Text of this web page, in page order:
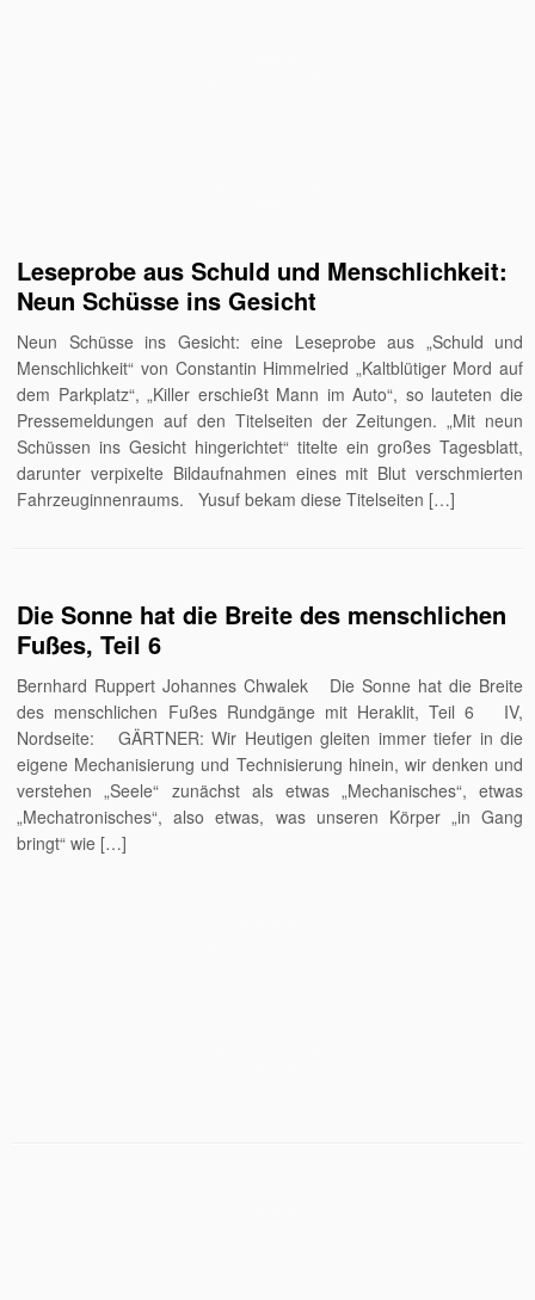
Leseprobe aus Schuld und Menschlichkeit:
Neun Schüsse ins Gesicht
Neun Schüsse ins Gesicht: eine Leseprobe aus „Schuld und
Menschlichkeit“ von Constantin Himmelried „Kaltblütiger Mord auf
dem Parkplatz“, „Killer erschießt Mann im Auto“, so lauteten die
Pressemeldungen auf den Titelseiten der Zeitungen. „Mit neun
Schüssen ins Gesicht hingerichtet“ titelte ein großes Tagesblatt,
darunter verpixelte Bildaufnahmen eines mit Blut verschmierten
Fahrzeuginnenraums. Yusuf bekam diese Titelseiten […]
Die Sonne hat die Breite des menschlichen
Fußes, Teil 6
Bernhard Ruppert Johannes Chwalek Die Sonne hat die Breite
des menschlichen Fußes Rundgänge mit Heraklit, Teil 6 IV,
Nordseite: GÄRTNER: Wir Heutigen gleiten immer tiefer in die
eigene Mechanisierung und Technisierung hinein, wir denken und
verstehen „Seele“ zunächst als etwas „Me­chanisches“, etwas
„Mechatronisches“, also etwas, was unseren Körper „in Gang
bringt“ wie […]